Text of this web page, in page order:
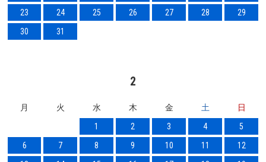
23
24 25 26 27 28
29
30
31
2
月 火 水 木 金 土
日
1
2 3 4
5
6
7 8 9 10 11
12